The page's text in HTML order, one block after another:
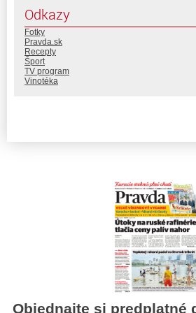
Odkazy
Fotky
Pravda.sk
Recepty
Šport
TV program
Vinotéka
Objednajte si predplatné